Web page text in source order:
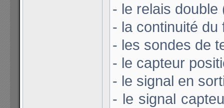
- le relais double
- la continuité
- les sondes de
- le capteur
- le signal en
- le signal